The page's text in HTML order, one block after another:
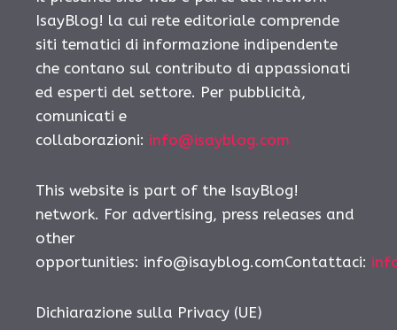
IsayBlog! la cui rete editoriale comprende
siti tematici di informazione indipendente
che contano sul contributo di appassionati
ed esperti del settore. Per pubblicità,
comunicati e
collaborazioni: info@isayblog.com
This website is part of the IsayBlog!
network. For advertising, press releases and
other
opportunities: info@isayblog.comContattaci:
Dichiarazione sulla Privacy (UE)